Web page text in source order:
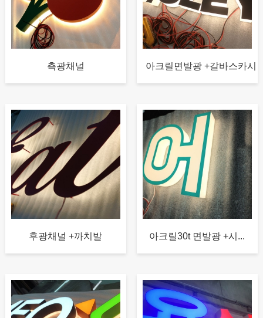
측광채널 아크릴면발광 +갈바스카시
후광채널 +까치발 아크릴30t 면발광 +시...